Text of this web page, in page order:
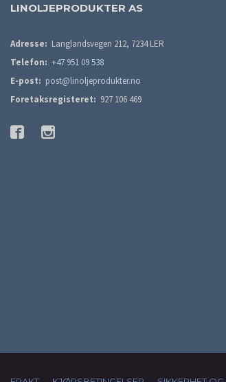
LINOLJEPRODUKTER AS
Adresse: Langlandsvegen 212, 7234 LER
Telefon: +47 951 09 538
E-post: post@linoljeprodukter.no
Foretaksregisteret: 927 106 469